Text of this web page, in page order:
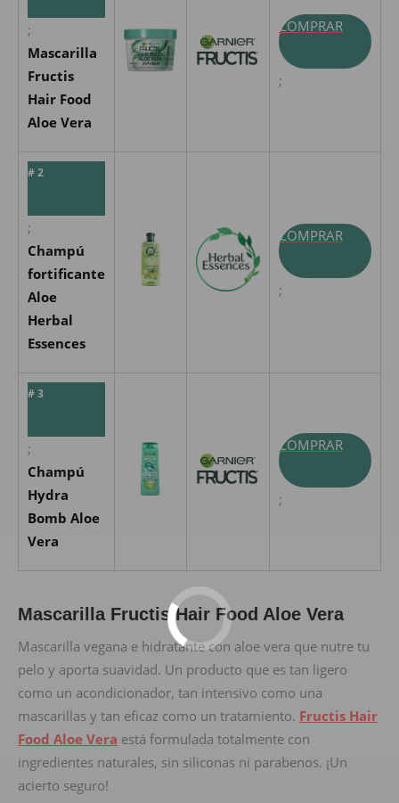
;
Mascarilla
Fructis
Hair Food
Aloe Vera
COMPRAR
;
# 2
;
Champú
fortificante
Aloe
Herbal
Essences
COMPRAR
;
# 3
;
Champú
Hydra
Bomb Aloe
Vera
COMPRAR
;
Mascarilla Fructis Hair Food Aloe Vera
Mascarilla vegana e hidratante con aloe vera que nutre tu
pelo y aporta suavidad. Un producto que es tan ligero
como un acondicionador, tan intensivo como una
mascarillas y tan eficaz como un tratamiento. Fructis Hair
Food Aloe Vera está formulada totalmente con
ingredientes naturales, sin siliconas ni parabenos. ¡Un
acierto seguro!